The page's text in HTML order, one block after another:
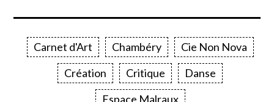
Carnet d'Art Chambéry
Cie Non Nova
Création
Critique
Danse
Espace Malraux